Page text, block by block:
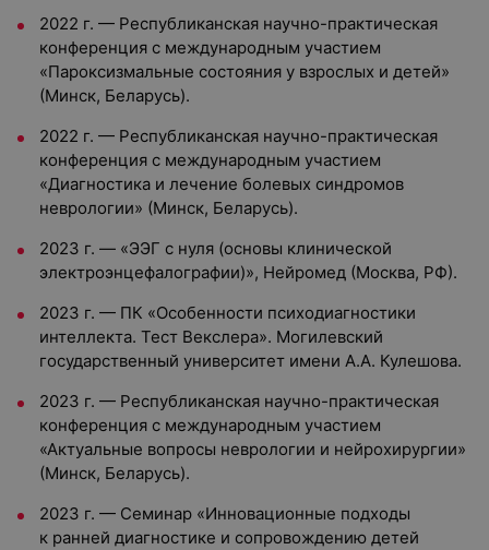
2022 г. — Республиканская научно-практическая
конференция с международным участием
«Пароксизмальные состояния у взрослых и детей»
(Минск, Беларусь).
2022 г. — Республиканская научно-практическая
конференция с международным участием
«Диагностика и лечение болевых синдромов
неврологии» (Минск, Беларусь).
2023 г. — «ЭЭГ с нуля (основы клинической
электроэнцефалографии)», Нейромед (Москва, РФ).
2023 г. — ПК «Особенности психодиагностики
интеллекта. Тест Векслера». Могилевский
государственный университет имени А.А. Кулешова.
2023 г. — Республиканская научно-практическая
конференция с международным участием
«Актуальные вопросы неврологии и нейрохирургии»
(Минск, Беларусь).
2023 г. — Семинар «Инновационные подходы
к ранней диагностике и сопровождению детей